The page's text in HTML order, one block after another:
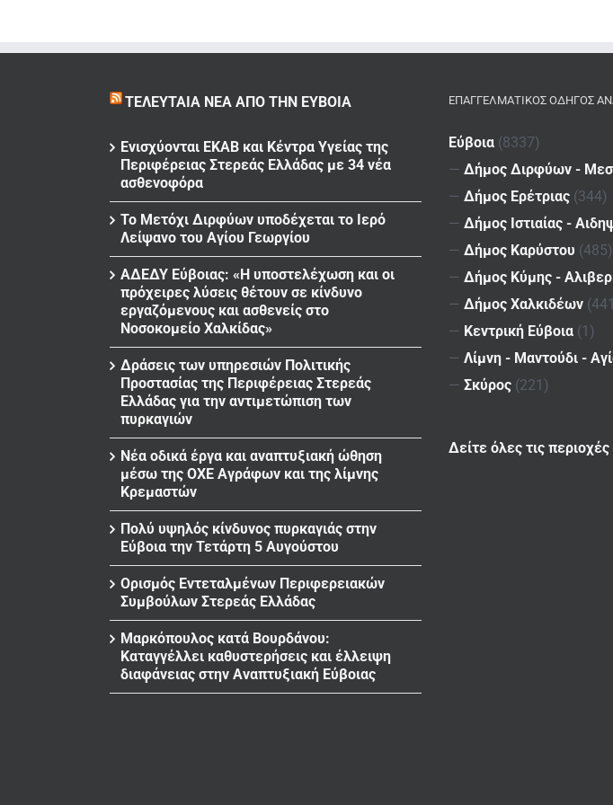
ΤΕΛΕΥΤΑΊΑ ΝΈΑ ΑΠΌ ΤΗΝ ΕΎΒΟΙΑ
Ενισχύονται ΕΚΑΒ και Κέντρα Υγείας της
Περιφέρειας Στερεάς Ελλάδας με 34 νέα
ασθενοφόρα
Το Μετόχι Διρφύων υποδέχεται το Ιερό
Λείψανο του Αγίου Γεωργίου
ΑΔΕΔΥ Εύβοιας: «Η υποστελέχωση και οι
πρόχειρες λύσεις θέτουν σε κίνδυνο
εργαζόμενους και ασθενείς στο
Νοσοκομείο Χαλκίδας»
Δράσεις των υπηρεσιών Πολιτικής
Προστασίας της Περιφέρειας Στερεάς
Ελλάδας για την αντιμετώπιση των
πυρκαγιών
Νέα οδικά έργα και αναπτυξιακή ώθηση
μέσω της ΟΧΕ Αγράφων και της λίμνης
Κρεμαστών
Πολύ υψηλός κίνδυνος πυρκαγιάς στην
Εύβοια την Τετάρτη 5 Αυγούστου
Ορισμός Εντεταλμένων Περιφερειακών
Συμβούλων Στερεάς Ελλάδας
Μαρκόπουλος κατά Βουρδάνου:
Καταγγέλλει καθυστερήσεις και έλλειψη
διαφάνειας στην Αναπτυξιακή Εύβοιας
ΕΠΑΓΓΕΛΜΑΤΙΚΌΣ ΟΔΗΓΌΣ
Εύβοια (8337)
— Δήμος Διρφύων -
— Δήμος Ερέτριας (344)
— Δήμος Ιστιαίας -
— Δήμος Καρύστου (485)
— Δήμος Κύμης -
— Δήμος Χαλκιδέων
— Κεντρική Εύβοια (1)
— Λίμνη - Μαντούδι -
— Σκύρος (221)
Δείτε όλες τις περιοχές